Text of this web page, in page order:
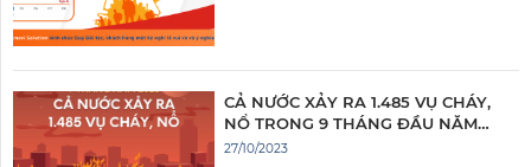
CẢ NƯỚC XẢY RA 1.485 VỤ CHÁY,
NỔ TRONG 9 THÁNG ĐẦU NĂM
2023
27/10/2023